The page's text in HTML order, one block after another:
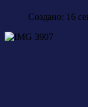
Создано: 16